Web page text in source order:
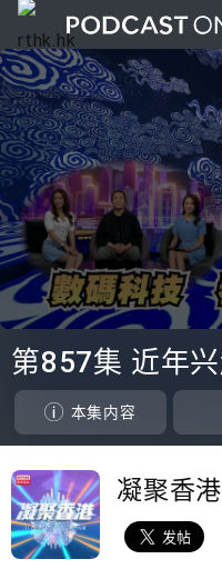
seconds
of
seconds 本集内容
凝聚香港